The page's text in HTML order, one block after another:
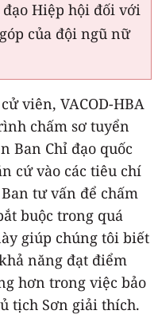
Hiệp hội đối với
của đội ngũ nữ
viên, VACOD-HBA
chấm sơ tuyển
Ban Chỉ đạo quốc
cứ vào các tiêu chí
tư vấn để chấm
buộc trong quá
giúp chúng tôi biết
năng đạt điểm
hơn trong việc bảo
tịch Sơn giải thích.